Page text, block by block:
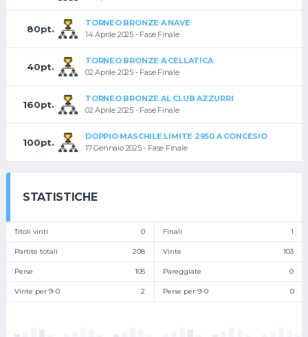
80pt.
TORNEO BRONZE A NAVE
14 Aprile 2025 - Fase Finale
40pt.
TORNEO BRONZE A CELLATICA
02 Aprile 2025 - Fase Finale
160pt.
TORNEO BRONZE AL CLUB AZZURRI
02 Aprile 2025 - Fase Finale
100pt.
DOPPIO MASCHILE LIMITE 2950 A CONCESIO
17 Gennaio 2025 - Fase Finale
STATISTICHE
Titoli vinti 0 Finali 1
Partite totali 208 Vinte 103
Perse 105 Pareggiate 0
Vinte per 9-0 2 Perse per 9-0 0